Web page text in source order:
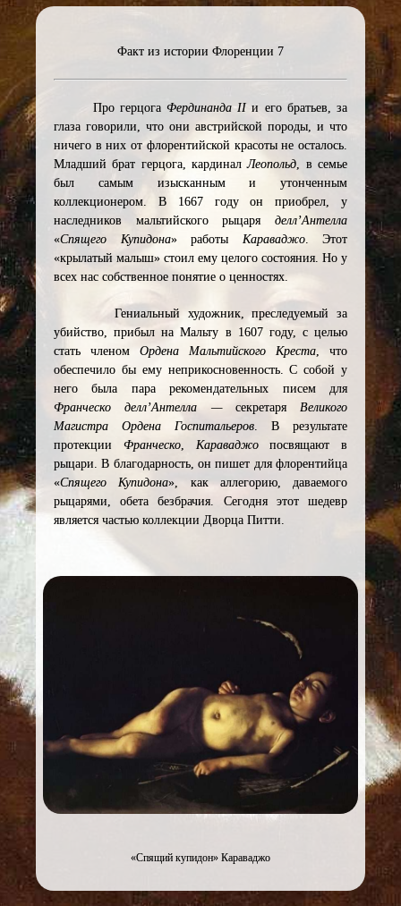
Факт из истории Флоренции 7
Про герцога Фердинанда IIи его братьев, за
глаза говорили, что они австрийской породы, и что
ничего в них от флорентийской красоты не осталось.
Младший брат герцога, кардиналЛеопольд, в семье
был самым изысканным и утонченным
коллекционером. В 1667 году он приобрел, у
наследников мальтийского рыцаря делл’Антелла
«Спящего Купидона» работы Караваджо. Этот
«крылатый малыш» стоил ему целого состояния. Но у
всех нас собственное понятие о ценностях.
Гениальный художник, преследуемый за
убийство, прибыл на Мальту в 1607 году, с целью
стать членом Ордена Мальтийского Креста, что
обеспечило бы ему неприкосновенность. С собой у
него была пара рекомендательных писем для
Франческо делл’Антелла — секретаряВеликого
Магистра Ордена Госпитальеров. В результате
протекции Франческо, Караваджопосвящают в
рыцари. В благодарность, он пишет для флорентийца
«Спящего Купидона», как аллегорию, даваемого
рыцарями, обета безбрачия. Сегодня этот шедевр
является частью коллекции Дворца Питти.
«Спящий купидон» Караваджо